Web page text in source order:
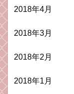
2018年4月
2018年3月
2018年2月
2018年1月